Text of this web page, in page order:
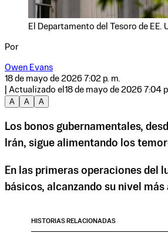
El Departamento del Tesoro de
Por
Owen Evans
18 de mayo de 2026 7:02 p. m.
| Actualizado el 18 de mayo de 2026 7:04
A
A A
Los bonos gubernamentales,
Irán, sigue alimentando los
En las primeras operaciones del
básicos, alcanzando su nivel
HISTORIAS RELACIONADAS